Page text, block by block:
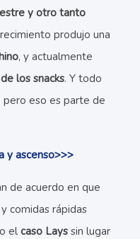
y otro tanto
produjo una
, y actualmente
los snacks. Y todo
pero eso es parte de
y ascenso>>>
de acuerdo en que
comidas rápidas
el caso Lays sin lugar